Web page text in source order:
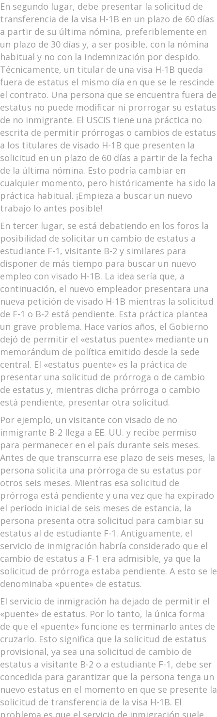
En segundo lugar, debe presentar la solicitud de
transferencia de la visa H-1B en un plazo de 60 días
a partir de su última nómina, preferiblemente en
un plazo de 30 días y, a ser posible, con la nómina
habitual y no con la indemnización por despido.
Técnicamente, un titular de una visa H-1B queda
fuera de estatus el mismo día en que se le rescinde
el contrato. Una persona que se encuentra fuera de
estatus no puede modificar ni prorrogar su estatus
de no inmigrante. El USCIS tiene una práctica no
escrita de permitir prórrogas o cambios de estatus
a los titulares de visado H-1B que presenten la
solicitud en un plazo de 60 días a partir de la fecha
de la última nómina. Esto podría cambiar en
cualquier momento, pero históricamente ha sido la
práctica habitual. ¡Empieza a buscar un nuevo
trabajo lo antes posible!
En tercer lugar, se está debatiendo en los foros la
posibilidad de solicitar un cambio de estatus a
estudiante F-1, visitante B-2 y similares para
disponer de más tiempo para buscar un nuevo
empleo con visado H-1B. La idea sería que, a
continuación, el nuevo empleador presentara una
nueva petición de visado H-1B mientras la solicitud
de F-1 o B-2 está pendiente. Esta práctica plantea
un grave problema. Hace varios años, el Gobierno
dejó de permitir el «estatus puente» mediante un
memorándum de política emitido desde la sede
central. El «estatus puente» es la práctica de
presentar una solicitud de prórroga o de cambio
de estatus y, mientras dicha prórroga o cambio
está pendiente, presentar otra solicitud.
Por ejemplo, un visitante con visado de no
inmigrante B-2 llega a EE. UU. y recibe permiso
para permanecer en el país durante seis meses.
Antes de que transcurra ese plazo de seis meses, la
persona solicita una prórroga de su estatus por
otros seis meses. Mientras esa solicitud de
prórroga está pendiente y una vez que ha expirado
el periodo inicial de seis meses de estancia, la
persona presenta otra solicitud para cambiar su
estatus al de estudiante F-1. Antiguamente, el
servicio de inmigración habría considerado que el
cambio de estatus a F-1 era admisible, ya que la
solicitud de prórroga estaba pendiente. A esto se le
denominaba «puente» de estatus.
El servicio de inmigración ha dejado de permitir el
«puente» de estatus. Por lo tanto, la única forma
de que el «puente» funcione es terminarlo antes de
cruzarlo. Esto significa que la solicitud de estatus
provisional, ya sea una solicitud de cambio de
estatus a visitante B-2 o a estudiante F-1, debe ser
concedida para garantizar que la persona tenga un
nuevo estatus en el momento en que se presente la
solicitud de transferencia de la visa H-1B. El